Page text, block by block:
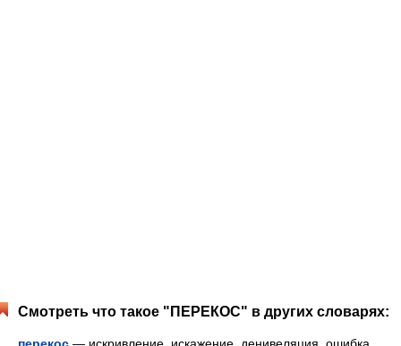
Смотреть что такое "ПЕРЕКОС" в других словарях: